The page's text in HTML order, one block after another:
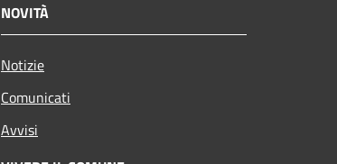
NOVITÀ
Notizie
Comunicati
Avvisi